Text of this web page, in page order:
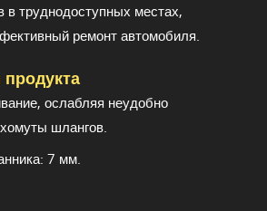
в труднодоступных местах,
ремонт автомобиля.
ослабляя неудобно
шлангов.
7 мм.